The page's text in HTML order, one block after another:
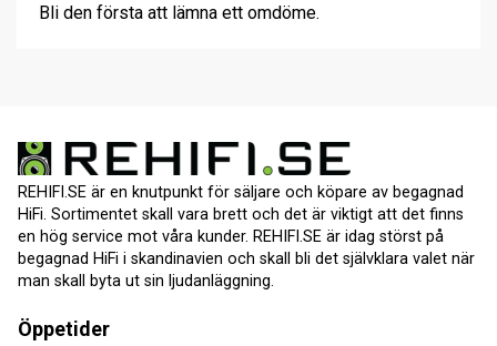
Bli den första att lämna ett omdöme.
REHIFI.SE är en knutpunkt för säljare och köpare av begagnad
HiFi. Sortimentet skall vara brett och det är viktigt att det finns
en hög service mot våra kunder. REHIFI.SE är idag störst på
begagnad HiFi i skandinavien och skall bli det självklara valet när
man skall byta ut sin ljudanläggning.
Öppetider